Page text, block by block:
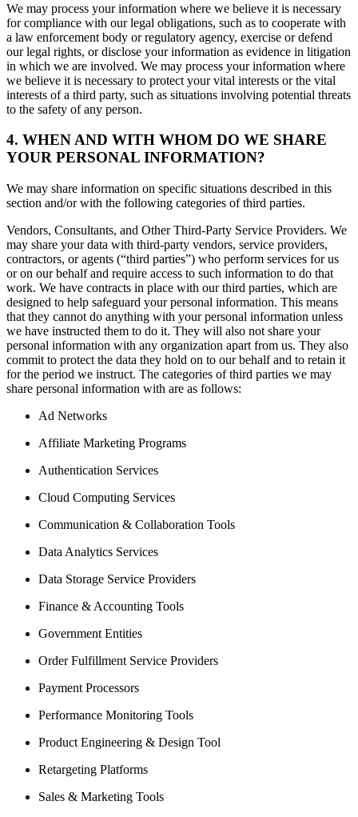
We may process your information where we believe it is necessary
for compliance with our legal obligations, such as to cooperate with
a law enforcement body or regulatory agency, exercise or defend
our legal rights, or disclose your information as evidence in litigation
in which we are involved. We may process your information where
we believe it is necessary to protect your vital interests or the vital
interests of a third party, such as situations involving potential threats
to the safety of any person.
4. WHEN AND WITH WHOM DO WE SHARE
YOUR PERSONAL INFORMATION?
We may share information on specific situations described in this
section and/or with the following categories of third parties.
Vendors, Consultants, and Other Third-Party Service Providers. We
may share your data with third-party vendors, service providers,
contractors, or agents (“third parties”) who perform services for us
or on our behalf and require access to such information to do that
work. We have contracts in place with our third parties, which are
designed to help safeguard your personal information. This means
that they cannot do anything with your personal information unless
we have instructed them to do it. They will also not share your
personal information with any organization apart from us. They also
commit to protect the data they hold on to our behalf and to retain it
for the period we instruct. The categories of third parties we may
share personal information with are as follows:
Ad Networks
Affiliate Marketing Programs
Authentication Services
Cloud Computing Services
Communication & Collaboration Tools
Data Analytics Services
Data Storage Service Providers
Finance & Accounting Tools
Government Entities
Order Fulfillment Service Providers
Payment Processors
Performance Monitoring Tools
Product Engineering & Design Tool
Retargeting Platforms
Sales & Marketing Tools